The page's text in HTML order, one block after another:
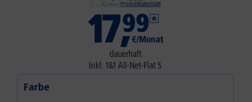
Produktdatenblatt
17,99
€/Monat
dauerhaft
Inkl.1&1 All-Net-Flat S
Farbe